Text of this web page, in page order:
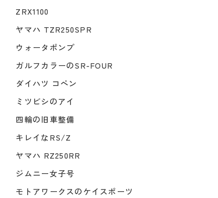
ZRX1100
ヤマハ TZR250SPR
ウォータポンプ
ガルフカラーのSR-FOUR
ダイハツ コペン
ミツビシのアイ
四輪の旧車整備
キレイなRS/Z
ヤマハ RZ250RR
ジムニー女子号
モトアワークスのケイスポーツ